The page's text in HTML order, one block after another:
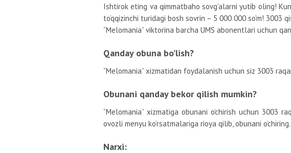
Ishtirok eting va qimmatbaho sovg’alarni yutib oling!
to‘qqizinchi turidagi bosh sovrin – 5 000 000 so’m! 3003
“Melomania” viktorina barcha UMS abonentlari uchun
Qanday obuna bo’lish?
“Melomania” xizmatidan foydalanish uchun siz 3003
Obunani qanday bekor qilish mumkin?
“Melomania” xizmatiga obunani o’chirish uchun 3003
ovozli menyu ko’rsatmalariga rioya qilib, obunani o’chiring.
Narxi: